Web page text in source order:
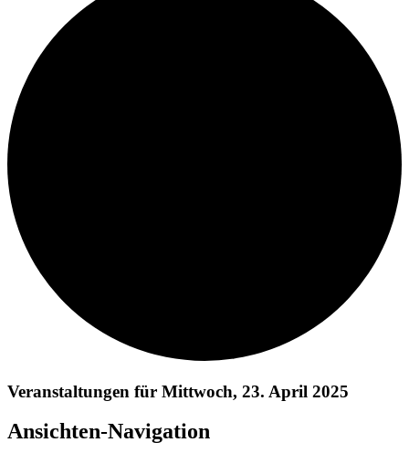
Veranstaltungen für Mittwoch, 23. April 2025
Ansichten-Navigation